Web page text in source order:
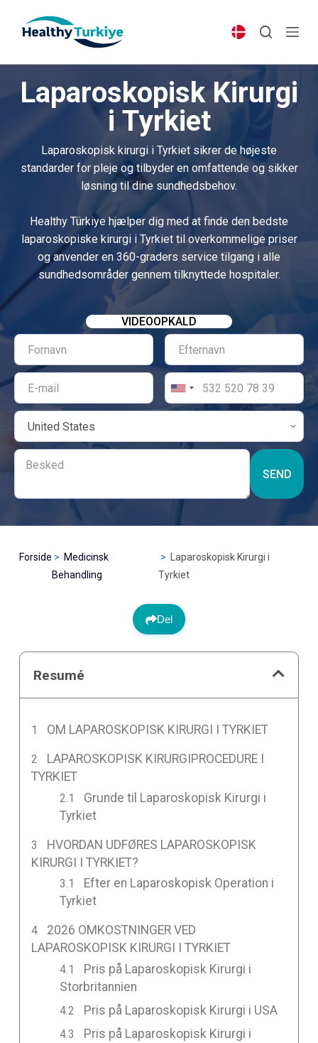
p
Laparoskopisk Kirurgi
i Tyrkiet
Laparoskopisk kirurgi i Tyrkiet sikrer de højeste
standarder for pleje og tilbyder en omfattende og sikker
løsning til dine sundhedsbehov.
Healthy Türkiye hjælper dig med at finde den bedste
laparoskopiske kirurgi i Tyrkiet til overkommelige priser
og anvender en 360-graders service tilgang i alle
sundhedsområder gennem tilknyttede hospitaler.
VIDEOOPKALD
SEND
Forside
Medicinsk
Behandling
Laparoskopisk Kirurgi i
Tyrkiet
Del
Resumé
OM LAPAROSKOPISK KIRURGI I TYRKIET
LAPAROSKOPISK KIRURGIPROCEDURE I
TYRKIET
Grunde til Laparoskopisk Kirurgi i
Tyrkiet
HVORDAN UDFØRES LAPAROSKOPISK
KIRURGI I TYRKIET?
Efter en Laparoskopisk Operation i
Tyrkiet
2026 OMKOSTNINGER VED
LAPAROSKOPISK KIRURGI I TYRKIET
Pris på Laparoskopisk Kirurgi i
Storbritannien
Pris på Laparoskopisk Kirurgi i USA
Pris på Laparoskopisk Kirurgi i